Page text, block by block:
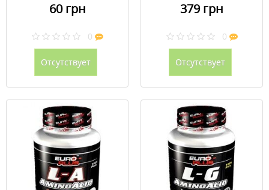
60 грн
0
Отсутствует
379 грн
0
Отсутствует